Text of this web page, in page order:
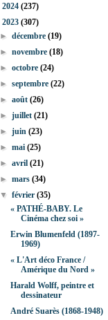
2024 (237)
2023 (307)
►décembre(19)
►novembre(18)
►octobre(24)
►septembre(22)
►août(26)
►juillet(21)
►juin(23)
►mai(25)
►avril(21)
►mars(34)
▼février(35)
« PATHÉ-BABY. Le
Cinéma chez soi »
Erwin Blumenfeld (1897-
1969)
« L'Art déco France /
Amérique du Nord »
Harald Wolff, peintre et
dessinateur
André Suarès (1868-1948)